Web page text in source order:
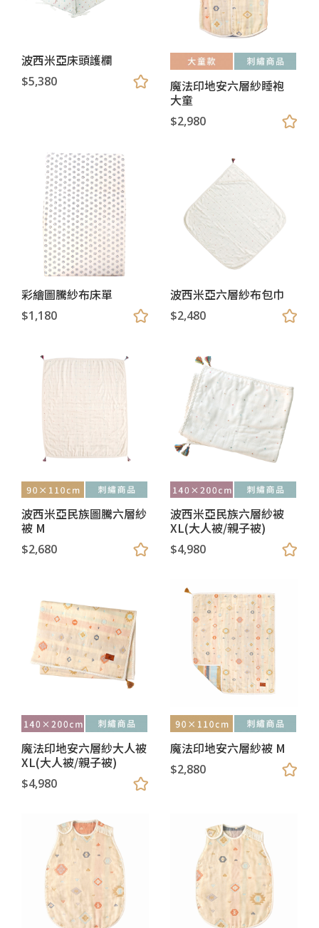
波西米亞床頭護欄
$5,380
魔法印地安六層紗睡袍
大童
$2,980
彩繪圖騰紗布床單
$1,180
波西米亞六層紗布包巾
$2,480
波西米亞民族圖騰六層紗
被 M
$2,680
波西米亞民族六層紗被
XL(大人被/親子被)
$4,980
魔法印地安六層紗大人被
XL(大人被/親子被)
$4,980
魔法印地安六層紗被 M
$2,880